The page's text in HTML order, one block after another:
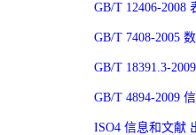
GB/T 12406-2008
GB/T 7408-2005
GB/T 18391.3-
GB/T 4894-2009
ISO4 信息和文献